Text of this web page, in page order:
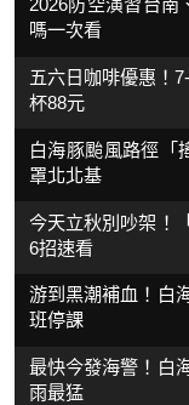
2026防空演習台南
嗎一次看
五六日咖啡優惠！
杯88元
白海豚颱風路徑
罩北北基
今天立秋別吵架！
6招速看
游到黑潮補血！白
班停課
最快今發海警！白
雨最猛